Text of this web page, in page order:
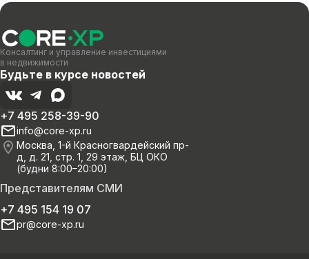
Консалтинг и управление инвестициями
в недвижимости
Будьте в курсе новостей
Представителям СМИ
+7 495 154 19 07
pr@core-xp.ru
+7 495 258-39-90
info@core-xp.ru
Москва, 1-й Красногвардейский пр-
д, д. 21, стр. 1, 29 этаж, БЦ ОКО
(будни 8:00–20:00)